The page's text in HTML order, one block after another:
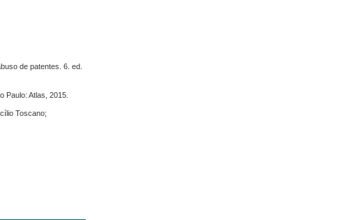
de patentes. 6. ed.
Paulo: Atlas, 2015.
Toscano;